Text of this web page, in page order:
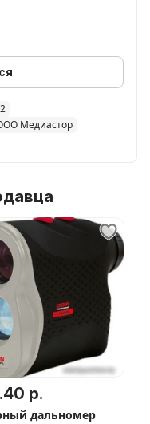
Медиастор
р.
дальномер